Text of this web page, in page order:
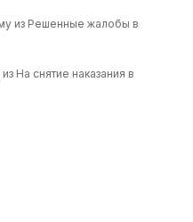
из Решенные жалобы в
На снятие наказания в